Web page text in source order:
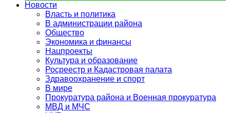
Новости
Власть и политика
В администрации района
Общество
Экономика и финансы
Нацпроекты
Культура и образование
Росреестр и Кадастровая палата
Здравоохранение и спорт
В мире
Прокуратура района и Военная прокуратура
МВД и МЧС